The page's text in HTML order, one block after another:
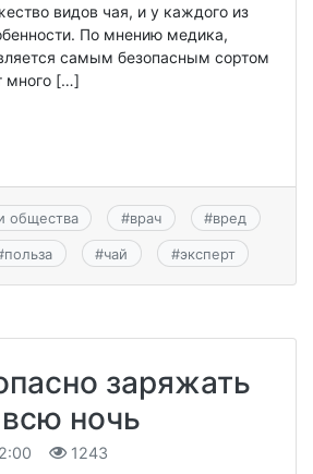
видов чая, и у каждого из
По мнению медика,
самым безопасным сортом
много […]
общества #врач #вред
польза #чай #эксперт
заряжать
ночь
1243